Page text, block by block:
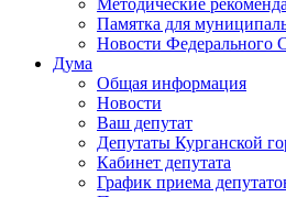
Методические
Памятка для
Новости Федерального
Дума
Общая информация
Новости
Ваш депутат
Депутаты Курганской
Кабинет депутата
График приема